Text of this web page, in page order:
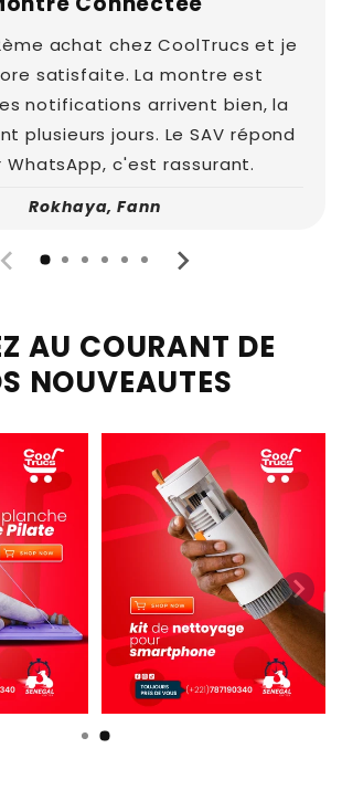
achat chez CoolTrucs et je
satisfaite. La montre est
notifications arrivent bien, la
plusieurs jours. Le SAV répond
WhatsApp, c'est rassurant.
Rokhaya, Fann
AU COURANT DE
NOUVEAUTES